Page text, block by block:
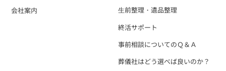
会社案内
⽣前整理・遺品整理
終活サポート
事前相談についてのＱ＆Ａ
葬儀社はどう選べば良いのか？